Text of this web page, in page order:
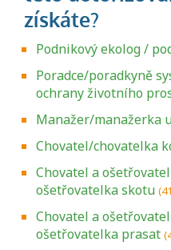
Podnikový ekolog /
Poradce/poradkyně
ochrany životního
Manažer/manažerka
Chovatel/chovatelka
Chovatel a
ošetřovatelka skotu
Chovatel a
ošetřovatelka prasat